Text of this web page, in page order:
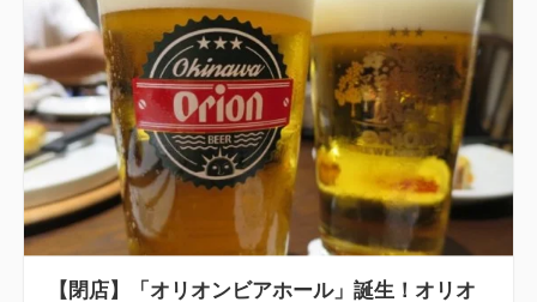
【閉店】「オリオンビアホール」誕生！オリオ